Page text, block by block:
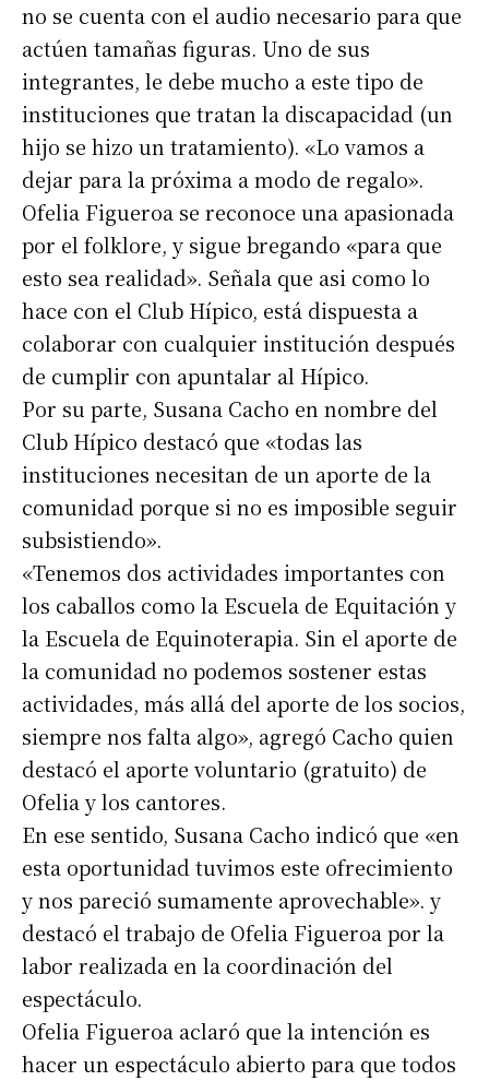
Suscribirme gratis
Dirección de correo electrónico*
Nombre
Apellidos
Número de teléfono
no se cuenta con el audio necesario para que
actúen tamañas figuras. Uno de sus
integrantes, le debe mucho a este tipo de
instituciones que tratan la discapacidad (un
hijo se hizo un tratamiento). «Lo vamos a
dejar para la próxima a modo de regalo».
Ofelia Figueroa se reconoce una apasionada
por el folklore, y sigue bregando «para que
esto sea realidad». Señala que asi como lo
hace con el Club Hípico, está dispuesta a
colaborar con cualquier institución después
de cumplir con apuntalar al Hípico.
Por su parte, Susana Cacho en nombre del
Club Hípico destacó que «todas las
instituciones necesitan de un aporte de la
comunidad porque si no es imposible seguir
subsistiendo».
«Tenemos dos actividades importantes con
los caballos como la Escuela de Equitación y
la Escuela de Equinoterapia. Sin el aporte de
la comunidad no podemos sostener estas
actividades, más allá del aporte de los socios,
siempre nos falta algo», agregó Cacho quien
destacó el aporte voluntario (gratuito) de
Ofelia y los cantores.
En ese sentido, Susana Cacho indicó que «en
esta oportunidad tuvimos este ofrecimiento
y nos pareció sumamente aprovechable». y
destacó el trabajo de Ofelia Figueroa por la
labor realizada en la coordinación del
espectáculo.
Ofelia Figueroa aclaró que la intención es
hacer un espectáculo abierto para que todos